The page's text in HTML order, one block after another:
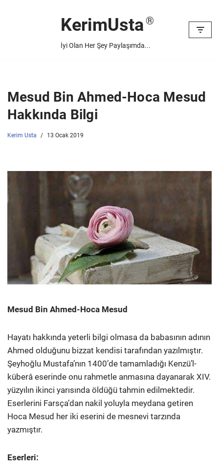
KerimUsta
İyi Olan Her Şey Paylaşımda...
Mesud Bin Ahmed-Hoca Mesud
Hakkında Bilgi
Kerim Usta 13 Ocak 2019
Mesud Bin Ahmed-Hoca Mesud
Hayatı hakkında yeterli bilgi olmasa da babasının adının
Ahmed olduğunu bizzat kendisi tarafından yazılmıştır.
Şeyhoğlu Mustafa’nın 1400’de tamamladığı Kenzü’l-
küberâ eserinde onu rahmetle anmasına dayanarak XIV.
yüzyılın ikinci yarısında öldüğü tahmin edilmektedir.
Eserlerini Farsça’dan nakil yoluyla meydana getiren
Hoca Mesud her iki eserini de mesnevi tarzında
yazmıştır.
Eserleri: